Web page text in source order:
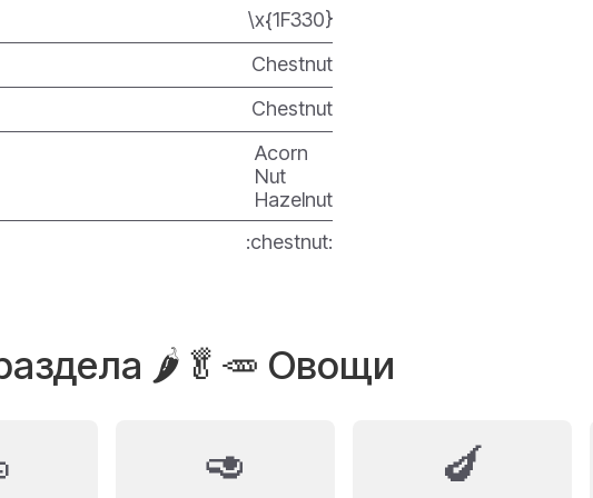
\x{1F330}
Chestnut
Chestnut
Acorn
Nut
Hazelnut
:chestnut:
🌶️🥬🥕 Овощи
🥑 🍆